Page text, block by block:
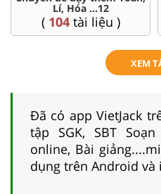
Lí, Hóa ...12
( 104tài liệu )
XEM
Đã có app VietJack
tập SGK, SBT
online, Bài
dụng trên Android và